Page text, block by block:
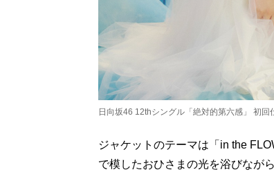
日向坂46 12thシングル「絶対的第六感」 初回
ジャケットのテーマは「in the
で模したおひさまの光を浴びなが